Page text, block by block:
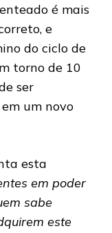
é mais
e
do ciclo de
torno de 10
ser
um novo
esta
em poder
sabe
este